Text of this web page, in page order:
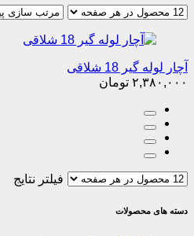
آچار لوله گیر 18 شلاقی
۲,۳۸۰,۰۰۰ تومان
فیلتر نتایج
دسته های محصولات